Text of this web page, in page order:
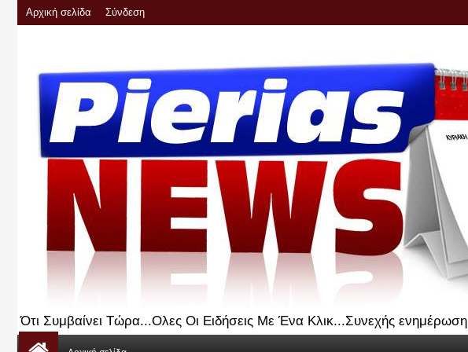
Αρχική σελίδα Σύνδεση
Ότι Συμβαίνει Τώρα...Ολες Οι Ειδήσεις Με Ένα Κλικ...Συνεχής ενημέρωση